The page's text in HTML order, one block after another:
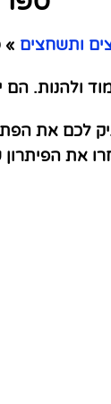
ותשחצים »
ולהנות. הם
לכם את
את